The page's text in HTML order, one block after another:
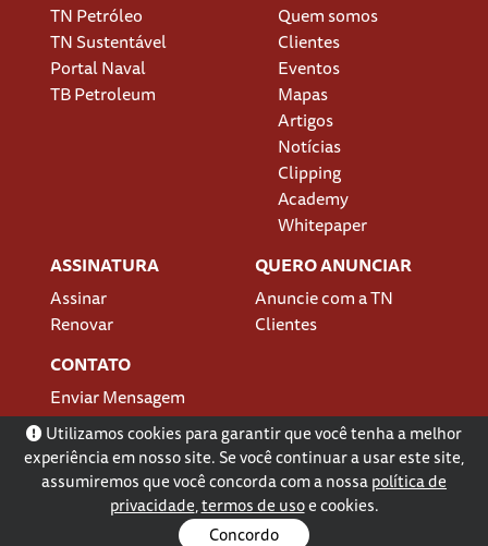
TN Petróleo
TN Sustentável
Portal Naval
TB Petroleum
Quem somos
Clientes
Eventos
Mapas
Artigos
Notícias
Clipping
Academy
Whitepaper
ASSINATURA
Assinar
Renovar
QUERO ANUNCIAR
Anuncie com a TN
Clientes
CONTATO
Enviar Mensagem
Localização
Utilizamos cookies para garantir que você tenha a melhor
experiência em nosso site. Se você continuar a usar este site,
assumiremos que você concorda com a nossapolítica de
privacidade,termos de usoe cookies.
Concordo